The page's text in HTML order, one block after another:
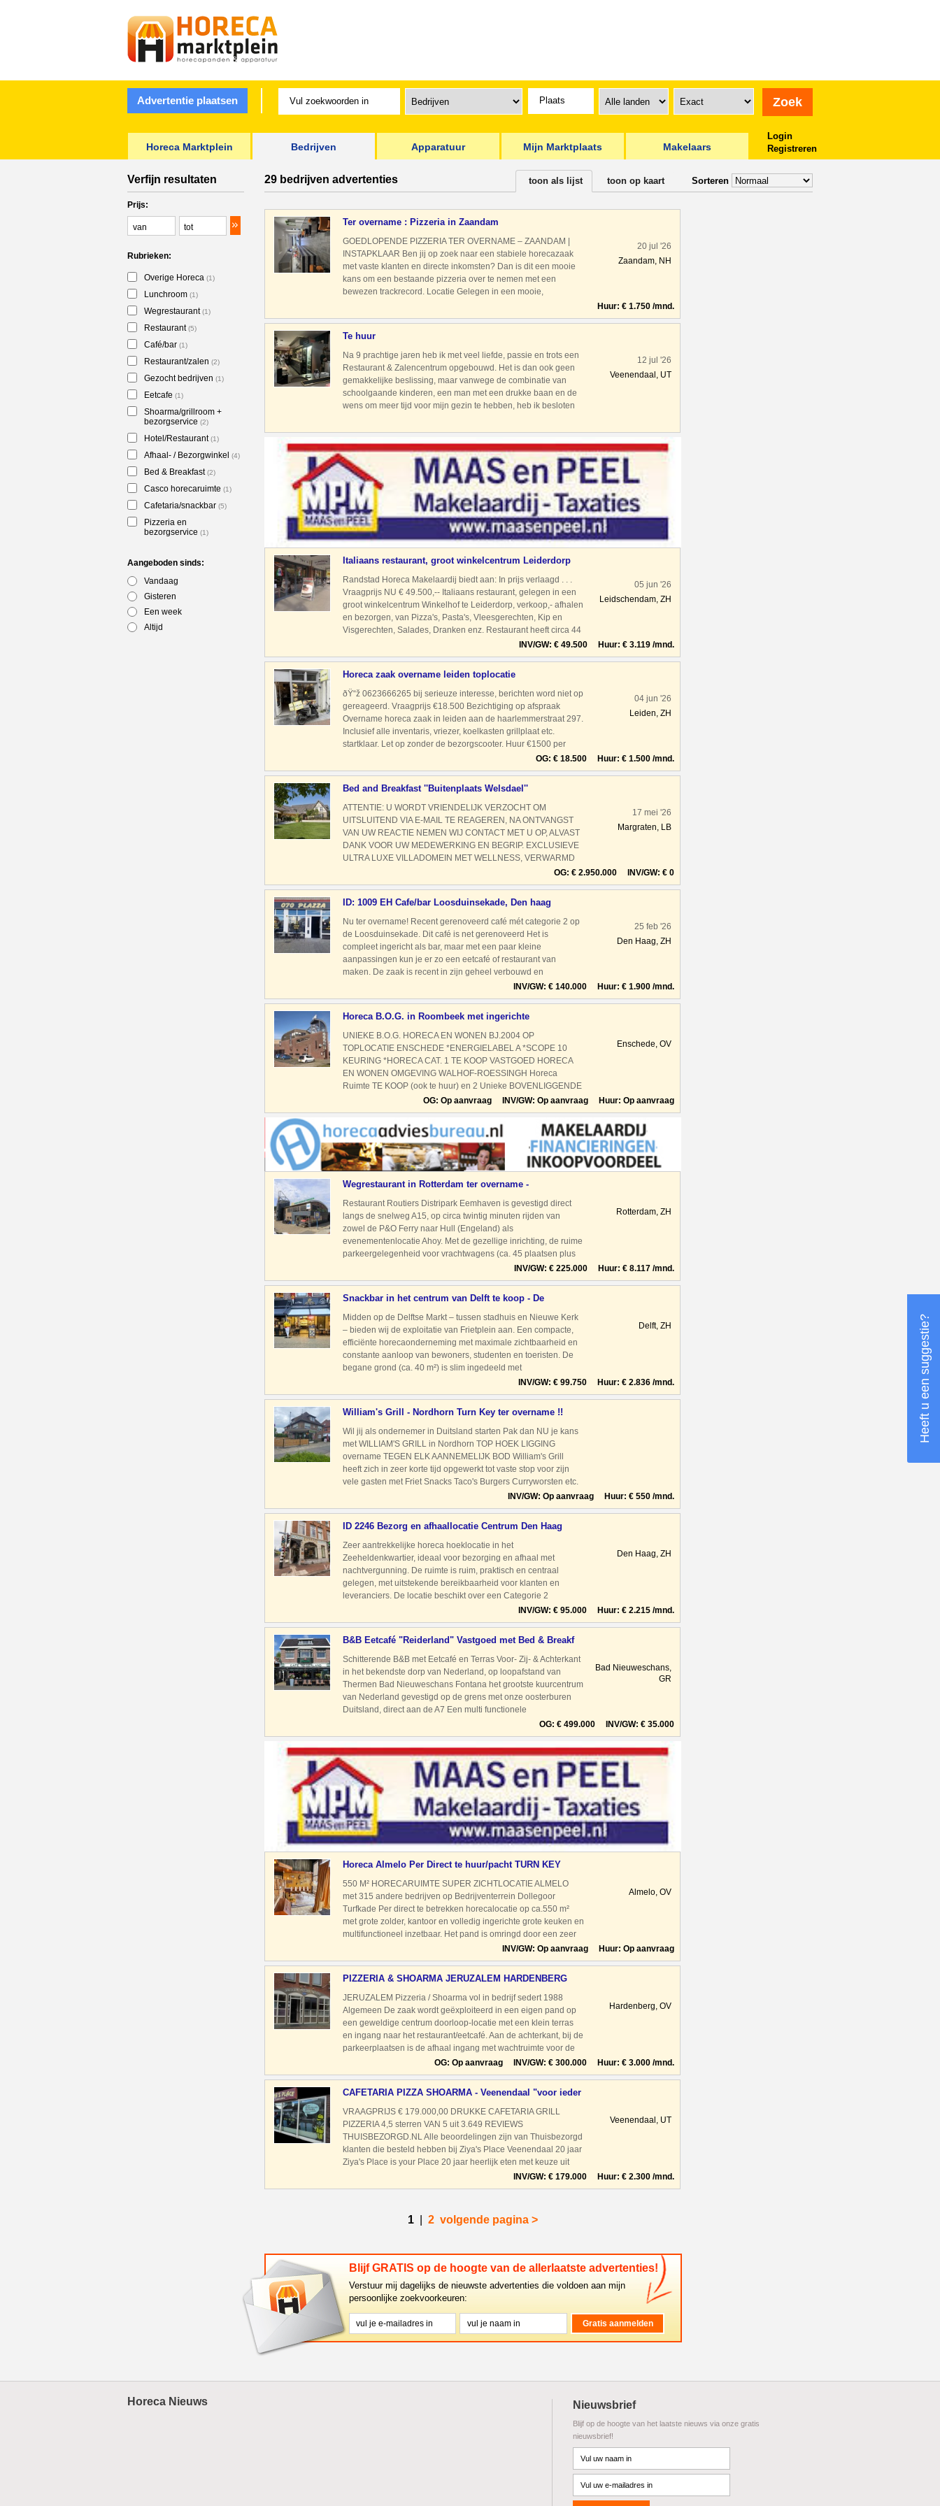
Advertentie plaatsen
Horeca Marktplein Bedrijven Apparatuur Mijn Marktplaats Makelaars
Login
Registreren
Verfijn resultaten
Prijs:
Rubrieken:
Overige Horeca (1)
Lunchroom (1)
Wegrestaurant(1)
Restaurant(5)
Café/bar (1)
Restaurant/zalen (2)
Gezocht bedrijven (1)
Eetcafe (1)
Shoarma/grillroom +
bezorgservice (2)
Hotel/Restaurant(1)
Afhaal- / Bezorgwinkel (4)
Bed & Breakfast(2)
Casco horecaruimte (1)
Cafetaria/snackbar (5)
Pizzeria en
bezorgservice (1)
Aangeboden sinds:
Vandaag
Gisteren
Een week
Altijd
29 bedrijven advertenties Sorteren
toon als lijst toon op kaart
Ter overname : Pizzeria in Zaandam
GOEDLOPENDE PIZZERIA TER OVERNAME – ZAANDAM |
INSTAPKLAAR Ben jij op zoek naar een stabiele horecazaak
met vaste klanten en directe inkomsten? Dan is dit een mooie
kans om een bestaande pizzeria over te nemen met een
bewezen trackrecord. Locatie Gelegen in een mooie,
ontwikkeling met nieuwe winkels
20 jul '26
Zaandam, NH
Huur: € 1.750 /mnd.
Te huur
Na 9 prachtige jaren heb ik met veel liefde, passie en trots een
Restaurant & Zalencentrum opgebouwd. Het is dan ook geen
gemakkelijke beslissing, maar vanwege de combinatie van
schoolgaande kinderen, een man met een drukke baan en de
wens om meer tijd voor mijn gezin te hebben, heb ik besloten
12 jul '26
Veenendaal, UT
Italiaans restaurant, groot winkelcentrum Leiderdorp
Randstad Horeca Makelaardij biedt aan: In prijs verlaagd . . .
Vraagprijs NU € 49.500,-- Italiaans restaurant, gelegen in een
groot winkelcentrum Winkelhof te Leiderdorp, verkoop,- afhalen
en bezorgen, van Pizza's, Pasta's, Vleesgerechten, Kip en
Visgerechten, Salades, Dranken enz. Restaurant heeft circa 44
05 jun '26
Leidschendam, ZH
INV/GW: € 49.500 Huur: € 3.119 /mnd.
Horeca zaak overname leiden toplocatie
ðŸ“ž 0623666265 bij serieuze interesse, berichten word niet op
gereageerd. Vraagprijs €18.500 Bezichtiging op afspraak
Overname horeca zaak in leiden aan de haarlemmerstraat 297.
Inclusief alle inventaris, vriezer, koelkasten grillplaat etc.
startklaar. Let op zonder de bezorgscooter. Huur €1500 per
04 jun '26
Leiden, ZH
OG: € 18.500 Huur: € 1.500 /mnd.
Bed and Breakfast ''Buitenplaats Welsdael''
ATTENTIE: U WORDT VRIENDELIJK VERZOCHT OM
UITSLUITEND VIA E-MAIL TE REAGEREN, NA ONTVANGST
VAN UW REACTIE NEMEN WIJ CONTACT MET U OP, ALVAST
DANK VOOR UW MEDEWERKING EN BEGRIP. EXCLUSIEVE
ULTRA LUXE VILLADOMEIN MET WELLNESS, VERWARMD
HEUVELLAND Aan één van de meest exclusieve locaties van
17 mei '26
Margraten, LB
OG: € 2.950.000 INV/GW: € 0
ID: 1009 EH Cafe/bar Loosduinsekade, Den haag
Nu ter overname! Recent gerenoveerd café mét categorie 2 op
de Loosduinsekade. Dit café is net gerenoveerd Het is
compleet ingericht als bar, maar met een paar kleine
aanpassingen kun je er zo een eetcafé of restaurant van
maken. De zaak is recent in zijn geheel verbouwd en
vernieuwd met geïsoleerd plafond, nieuwe toiletten en
ventilatiesysteem. Er
25 feb '26
Den Haag, ZH
INV/GW: € 140.000 Huur: € 1.900 /mnd.
Horeca B.O.G. in Roombeek met ingerichte
UNIEKE B.O.G. HORECA EN WONEN BJ.2004 OP
TOPLOCATIE ENSCHEDE *ENERGIELABEL A *SCOPE 10
KEURING *HORECA CAT. 1 TE KOOP VASTGOED HORECA
EN WONEN OMGEVING WALHOF-ROESSINGH Horeca
Ruimte TE KOOP (ook te huur) en 2 Unieke BOVENLIGGENDE
ZELFSTANDIGE Appartementen vrij van huur TE KOOP Op een
levendige en prominente locatie nabij het cent
Enschede, OV
OG: Op aanvraag INV/GW: Op aanvraag Huur: Op aanvraag
Wegrestaurant in Rotterdam ter overname -
Restaurant Routiers Distripark Eemhaven is gevestigd direct
langs de snelweg A15, op circa twintig minuten rijden van
zowel de P&O Ferry naar Hull (Engeland) als
evenementenlocatie Ahoy. Met de gezellige inrichting, de ruime
parkeergelegenheid voor vrachtwagens (ca. 45 plaatsen plus
28 ontheffingen onder het Reewegviaduct), bussen en
personenauto’s
Rotterdam, ZH
INV/GW: € 225.000 Huur: € 8.117 /mnd.
Snackbar in het centrum van Delft te koop - De
Midden op de Delftse Markt – tussen stadhuis en Nieuwe Kerk
– bieden wij de exploitatie van Frietplein aan. Een compacte,
efficiënte horecaonderneming met maximale zichtbaarheid en
constante aanloop van bewoners, studenten en toeristen. De
begane grond (ca. 40 m²) is slim ingedeeld met
voorbereidingskeuken, toilet, vitrine en de kenmerkende
sauzenb
Delft, ZH
INV/GW: € 99.750 Huur: € 2.836 /mnd.
William's Grill - Nordhorn Turn Key ter overname !!
Wil jij als ondernemer in Duitsland starten Pak dan NU je kans
met WILLIAM'S GRILL in Nordhorn TOP HOEK LIGGING
overname TEGEN ELK AANNEMELIJK BOD William's Grill
heeft zich in zeer korte tijd opgewerkt tot vaste stop voor zijn
vele gasten met Friet Snacks Taco's Burgers Curryworsten etc.
INV/GW: Op aanvraag Huur: € 550 /mnd.
ID 2246 Bezorg en afhaallocatie Centrum Den Haag
Zeer aantrekkelijke horeca hoeklocatie in het
Zeeheldenkwartier, ideaal voor bezorging en afhaal met
nachtvergunning. De ruimte is ruim, praktisch en centraal
gelegen, met uitstekende bereikbaarheid voor klanten en
leveranciers. De locatie beschikt over een Categorie 2
vergunning en is zeven dagen per week geopend tot diep in de
nacht. Na de renova
Den Haag, ZH
INV/GW: € 95.000 Huur: € 2.215 /mnd.
B&B Eetcafé "Reiderland" Vastgoed met Bed & Breakf
Schitterende B&B met Eetcafé en Terras Voor- Zij- & Achterkant
in het bekendste dorp van Nederland, op loopafstand van
Thermen Bad Nieuweschans Fontana het grootste kuurcentrum
van Nederland gevestigd op de grens met onze oosterburen
Duitsland, direct aan de A7 Een multi functionele
Bad Nieuweschans,
GR
OG: € 499.000 INV/GW: € 35.000
Horeca Almelo Per Direct te huur/pacht TURN KEY
550 M² HORECARUIMTE SUPER ZICHTLOCATIE ALMELO
met 315 andere bedrijven op Bedrijventerrein Dollegoor
Turfkade Per direct te betrekken horecalocatie op ca.550 m²
met grote zolder, kantoor en volledig ingerichte grote keuken en
multifunctioneel inzetbaar. Het pand is omringd door een zeer
groot bedrijventerrein met veel bedrijven d
Almelo, OV
INV/GW: Op aanvraag Huur: Op aanvraag
PIZZERIA & SHOARMA JERUZALEM HARDENBERG
JERUZALEM Pizzeria / Shoarma vol in bedrijf sedert 1988
Algemeen De zaak wordt geëxploiteerd in een eigen pand op
een geweldige centrum doorloop-locatie met een klein terras
en ingang naar het restaurant/eetcafé. Aan de achterkant, bij de
parkeerplaatsen is de afhaal ingang met wachtruimte voor de
afhaal. Bezorging is vanuit de keuken
Hardenberg, OV
OG: Op aanvraag INV/GW: € 300.000 Huur: € 3.000 /mnd.
CAFETARIA PIZZA SHOARMA - Veenendaal "voor ieder
VRAAGPRIJS € 179.000,00 DRUKKE CAFETARIA GRILL
PIZZERIA 4,5 sterren VAN 5 uit 3.649 REVIEWS
THUISBEZORGD.NL Alle beoordelingen zijn van Thuisbezorgd
klanten die besteld hebben bij Ziya's Place Veenendaal 20 jaar
Ziya's Place is your Place 20 jaar heerlijk eten met keuze uit
een breed assortiment en voor elk wat wils. Het
Veenendaal, UT
INV/GW: € 179.000 Huur: € 2.300 /mnd.
1 2 volgende pagina >
Blijf GRATIS op de hoogte van de allerlaatste advertenties!
Verstuur mij dagelijks de nieuwste advertenties die voldoen aan mijn
persoonlijke zoekvoorkeuren:
Horeca Nieuws Nieuwsbrief
Blijf op de hoogte van het laatste nieuws via onze gratis
nieuwsbrief!
Heeft u een suggestie?